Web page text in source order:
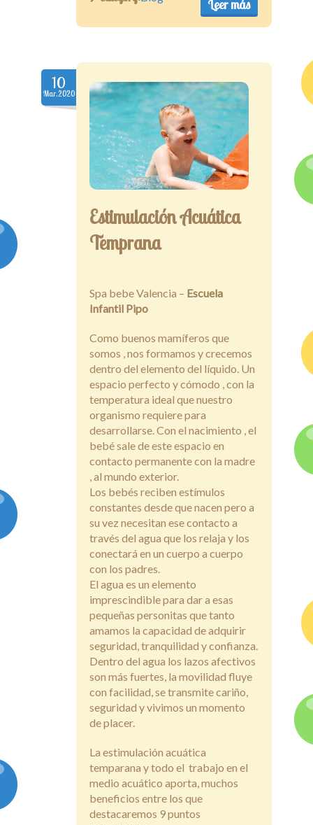
Leer más
10
Mar.2020
Estimulación Acuática
Temprana
Spa bebe Valencia – Escuela
Infantil Pipo
Como buenos mamíferos que
somos , nos formamos y crecemos
dentro del elemento del líquido. Un
espacio perfecto y cómodo , con la
temperatura ideal que nuestro
organismo requiere para
desarrollarse. Con el nacimiento , el
bebé sale de este espacio en
contacto permanente con la madre
, al mundo exterior.
Los bebés reciben estímulos
constantes desde que nacen pero a
su vez necesitan ese contacto a
través del agua que los relaja y los
conectará en un cuerpo a cuerpo
con los padres.
El agua es un elemento
imprescindible para dar a esas
pequeñas personitas que tanto
amamos la capacidad de adquirir
seguridad, tranquilidad y confianza.
Dentro del agua los lazos afectivos
son más fuertes, la movilidad fluye
con facilidad, se transmite cariño,
seguridad y vivimos un momento
de placer.
La estimulación acuática
temparana y todo el trabajo en el
medio acuático aporta, muchos
beneficios entre los que
destacaremos 9 puntos